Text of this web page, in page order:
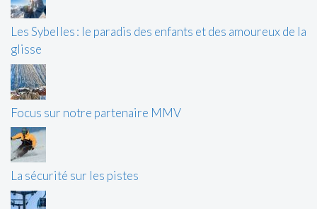
Les Sybelles : le paradis des enfants et des amoureux de la
glisse
Focus sur notre partenaire MMV
La sécurité sur les pistes